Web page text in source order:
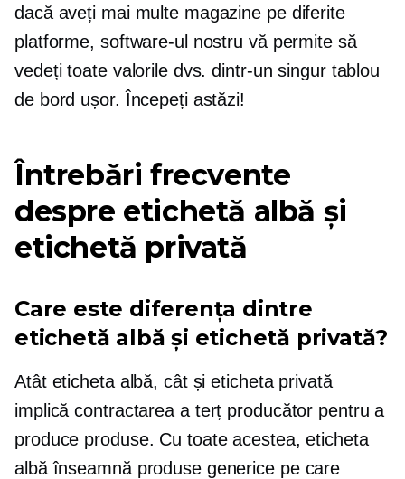
dacă aveți mai multe magazine pe diferite
platforme, software-ul nostru vă permite să
vedeți toate valorile dvs. dintr-un singur tablou
de bord ușor. Începeți astăzi!
Întrebări frecvente
despre etichetă albă și
etichetă privată
Care este diferența dintre
etichetă albă și etichetă privată?
Atât eticheta albă, cât și eticheta privată
implică contractarea a terț producător pentru a
produce produse. Cu toate acestea, eticheta
albă înseamnă produse generice pe care